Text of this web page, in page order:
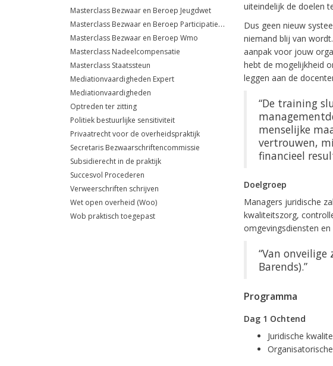
Masterclass Bezwaar en Beroep Jeugdwet
Masterclass Bezwaar en Beroep Participatiewet
Masterclass Bezwaar en Beroep Wmo
Masterclass Nadeelcompensatie
Masterclass Staatssteun
Mediationvaardigheden Expert
Mediationvaardigheden
Optreden ter zitting
Politiek bestuurlijke sensitiviteit
Privaatrecht voor de overheidspraktijk
Secretaris Bezwaarschriftencommissie
Subsidierecht in de praktijk
Succesvol Procederen
Verweerschriften schrijven
Wet open overheid (Woo)
Wob praktisch toegepast
uiteindelijk de doelen
Dus geen nieuw
niemand blij van
aanpak voor jouw
hebt de mogelijkheid
leggen aan de
“De training
menselijke
vertrouwen,
financieel
Doelgroep
Managers juridische
kwaliteitszorg,
omgevingsdiensten
“Van onveilige
Barends).”
Programma
Dag 1 Ochtend
Juridische